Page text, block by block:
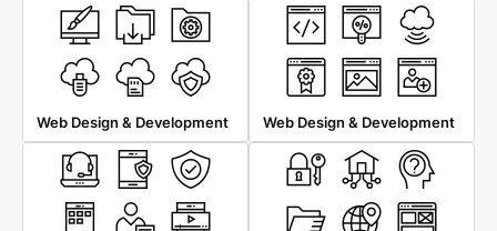
Web Design & Development Web Design & Development